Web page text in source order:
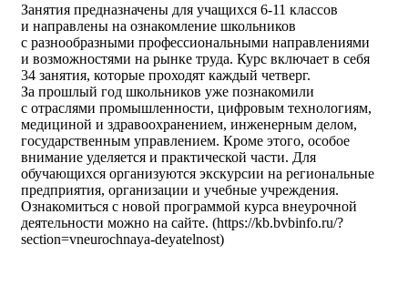
Занятия предназначены для учащихся 6-11 классов
и направлены на ознакомление школьников
с разнообразными профессиональными направлениями
и возможностями на рынке труда. Курс включает в себя
34 занятия, которые проходят каждый четверг.
За прошлый год школьников уже познакомили
с отраслями промышленности, цифровым технологиям,
медициной и здравоохранением, инженерным делом,
государственным управлением. Кроме этого, особое
внимание уделяется и практической части. Для
обучающихся организуются экскурсии на региональные
предприятия, организации и учебные учреждения.
Ознакомиться с новой программой курса внеурочной
деятельности можно на сайте. (https://kb.bvbinfo.ru/?
section=vneurochnaya-deyatelnost)